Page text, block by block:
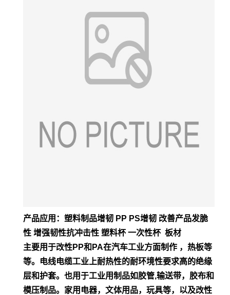
产品应用：塑料制品增韧 PP PS增韧 改善产品发脆
性 增强韧性抗冲击性 塑料杯 一次性杯 板材
主要用于改性PP和PA在汽车工业方面制作 ，热板等
等。电线电缆工业上耐热性的耐环境性要求高的绝缘
层和护套。也用于工业用制品如胶管,输送带，胶布和
模压制品。家用电器，文体用品，玩具等，以及改性